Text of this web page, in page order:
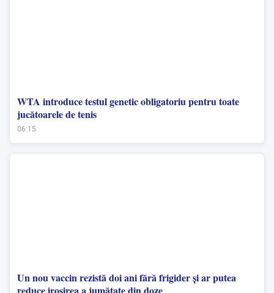
WTA introduce testul genetic obligatoriu pentru toate
jucătoarele de tenis
06:15
Un nou vaccin rezistă doi ani fără frigider și ar putea